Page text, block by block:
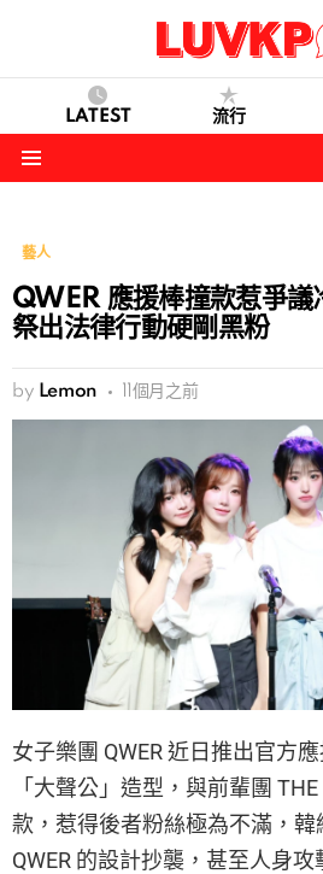
LATEST 流行
藝人
QWER 應援棒撞款惹爭議
祭出法律行動硬剛黑粉
by Lemon 11個月之前
女子樂團 QWER 近日推出官方
「大聲公」造型，與前輩團
款，惹得後者粉絲極為不滿，
QWER 的設計抄襲，甚至人身